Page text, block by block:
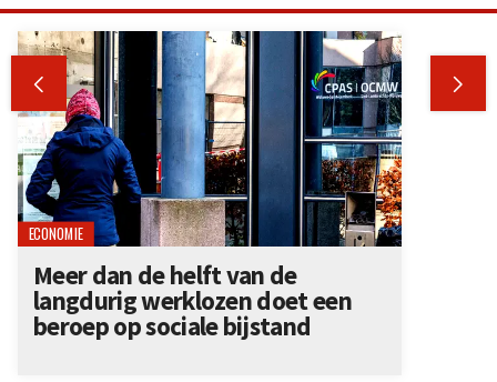
 
ECONOMIE
Meer dan de helft van de
langdurig werklozen doet een
beroep op sociale bijstand